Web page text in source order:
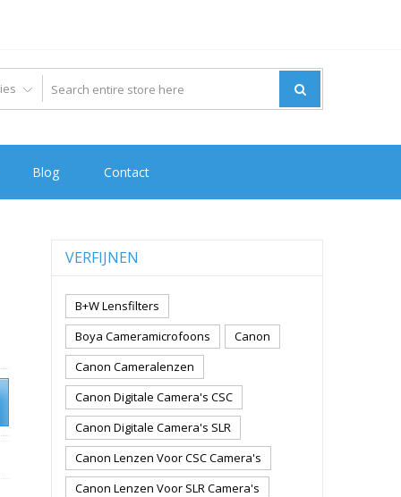
Blog Contact
VERFIJNEN
B+W Lensfilters
Boya Cameramicrofoons
Canon
Canon Cameralenzen
Canon Digitale Camera's CSC
Canon Digitale Camera's SLR
Canon Lenzen Voor CSC Camera's
Canon Lenzen Voor SLR Camera's